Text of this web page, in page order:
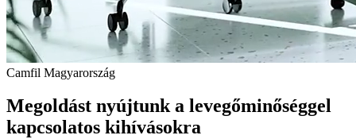
Camfil Magyarország
Megoldást nyújtunk a levegőminőséggel
kapcsolatos kihívásokra